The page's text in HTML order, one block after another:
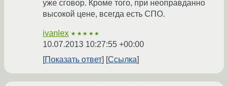
уже сговор. Кроме того, при неоправданно
высокой цене, всегда есть СПО.
ivanlex ★★★★★
10.07.2013 10:27:55 +00:00
Показать ответ
Ссылка